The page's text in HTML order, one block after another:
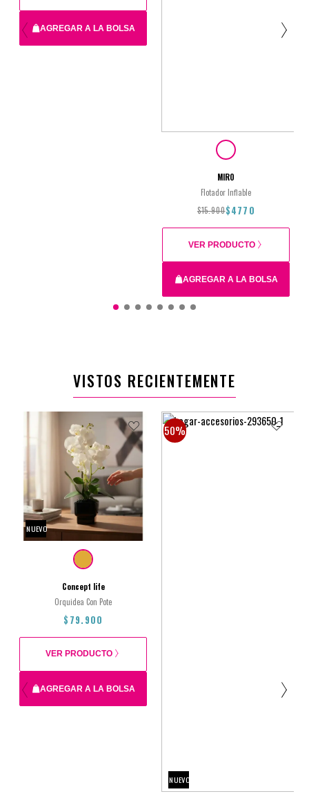
AGREGAR A LA BOLSA
MIRO
Flotador Inflable
$15.900$4770
AGREGAR A LA BOLSA
VER PRODUCTO
$15.900 $4770
VISTOS RECIENTEMENTE
NUEVO
Concept life
Orquidea Con Pote
$79.900
AGREGAR A LA BOLSA
VER PRODUCTO
NUEVO
50%